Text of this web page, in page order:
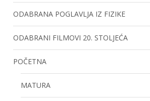
ODABRANA POGLAVLJA IZ FIZIKE
ODABRANI FILMOVI 20. STOLJEĆA
POČETNA
MATURA